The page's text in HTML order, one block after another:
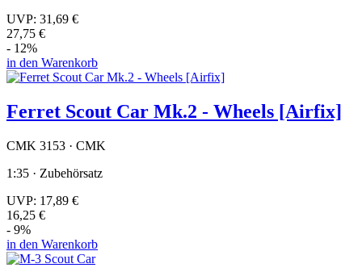
UVP: 31,69 €
27,75 €
- 12%
in den Warenkorb
Ferret Scout Car Mk.2 - Wheels [Airfix]
CMK 3153 · CMK
1:35 · Zubehörsatz
UVP: 17,89 €
16,25 €
- 9%
in den Warenkorb